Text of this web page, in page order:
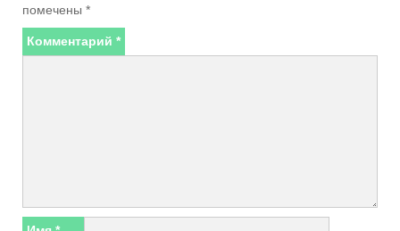
помечены *
Комментарий *